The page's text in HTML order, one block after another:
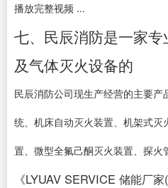
播放完整视频 ...
七、民辰消防是一家
及气体灭火设备的
民辰消防公司现生产经营的主要
统、机床自动灭火装置、机架式
置、微型全氟己酮灭火装置、探火
《LYUAV SERVICE 储能厂